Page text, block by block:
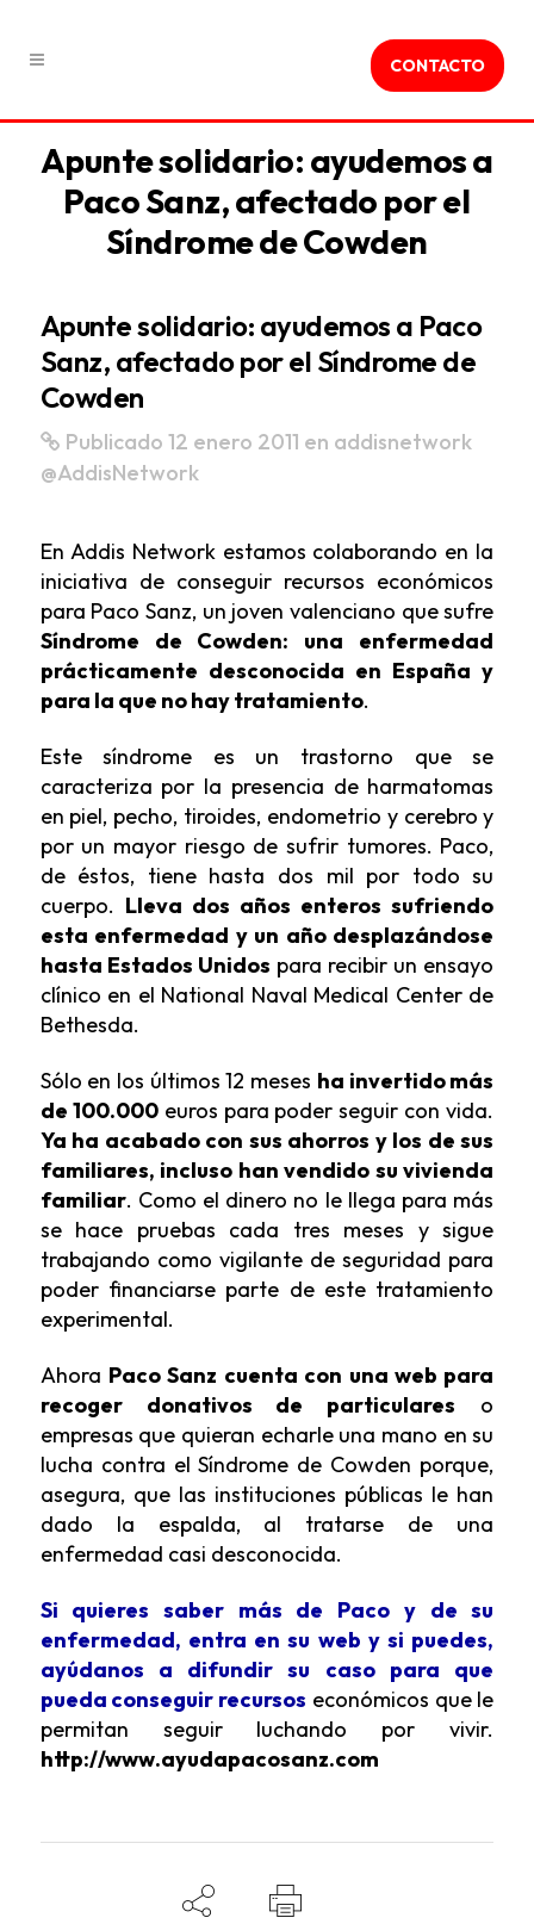
CONTACTO
Apunte solidario: ayudemos a
Paco Sanz, afectado por el
Síndrome de Cowden
Apunte solidario: ayudemos a Paco
Sanz, afectado por el Síndrome de
Cowden
Publicado 12 enero 2011 en addisnetwork
@AddisNetwork
En Addis Network estamos colaborando en la
iniciativa de conseguir recursos económicos
para Paco Sanz, un joven valenciano que sufre
Síndrome de Cowden: una enfermedad
prácticamente desconocida en España y
para la que no hay tratamiento.
Este síndrome es un trastorno que se
caracteriza por la presencia de harmatomas
en piel, pecho, tiroides, endometrio y cerebro y
por un mayor riesgo de sufrir tumores. Paco,
de éstos, tiene hasta dos mil por todo su
cuerpo. Lleva dos años enteros sufriendo
esta enfermedad y un año desplazándose
hasta Estados Unidos para recibir un ensayo
clínico en el National Naval Medical Center de
Bethesda.
Sólo en los últimos 12 meses ha invertido más
de 100.000euros para poder seguir con vida.
Ya ha acabado con sus ahorros y los de sus
familiares, incluso han vendido su vivienda
familiar. Como el dinero no le llega para más
se hace pruebas cada tres meses y sigue
trabajando como vigilante de seguridad para
poder financiarse parte de este tratamiento
experimental.
Ahora Paco Sanz cuenta con una web para
recoger donativos de particulares o
empresas que quieran echarle una mano en su
lucha contra el Síndrome de Cowden porque,
asegura, que las instituciones públicas le han
dado la espalda, al tratarse de una
enfermedad casi desconocida.
Si quieres saber más de Paco y de su
enfermedad, entra en su web y si puedes,
ayúdanos a difundir su caso para que
pueda conseguir recursos económicos que le
permitan seguir luchando por vivir.
http://www.ayudapacosanz.com